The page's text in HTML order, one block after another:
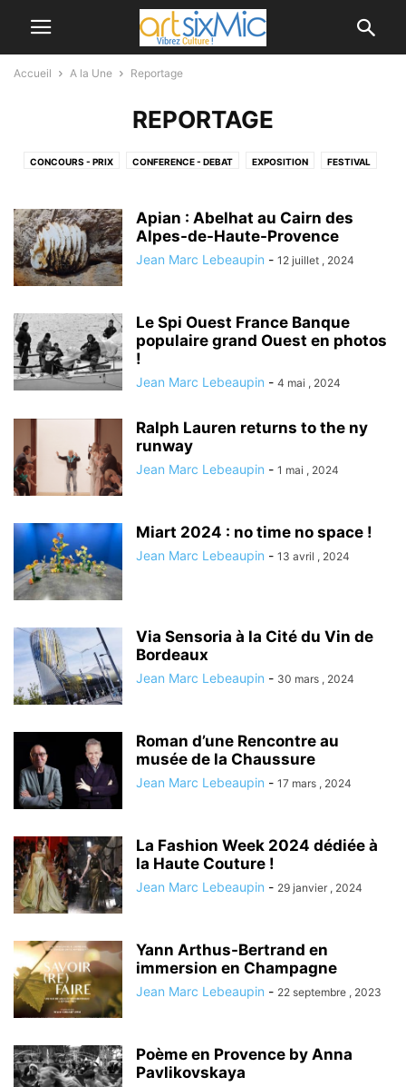
Accueil A la Une Reportage
REPORTAGE
CONCOURS - PRIX CONFERENCE - DEBAT EXPOSITION FESTIVAL
SOLIDARITE
Apian : Abelhat au Cairn des
Alpes-de-Haute-Provence
Jean Marc Lebeaupin - 12 juillet , 2024
Le Spi Ouest France Banque
populaire grand Ouest en photos
!
Jean Marc Lebeaupin - 4 mai , 2024
Ralph Lauren returns to the ny
runway
Jean Marc Lebeaupin - 1 mai , 2024
Miart 2024 : no time no space !
Jean Marc Lebeaupin - 13 avril , 2024
Via Sensoria à la Cité du Vin de
Bordeaux
Jean Marc Lebeaupin - 30 mars , 2024
Roman d’une Rencontre au
musée de la Chaussure
Jean Marc Lebeaupin - 17 mars , 2024
La Fashion Week 2024 dédiée à
la Haute Couture !
Jean Marc Lebeaupin - 29 janvier , 2024
Yann Arthus-Bertrand en
immersion en Champagne
Jean Marc Lebeaupin - 22 septembre , 2023
Poème en Provence by Anna
Pavlikovskaya